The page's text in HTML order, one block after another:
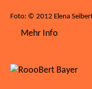
Foto: © 2012 Elena
Mehr Info